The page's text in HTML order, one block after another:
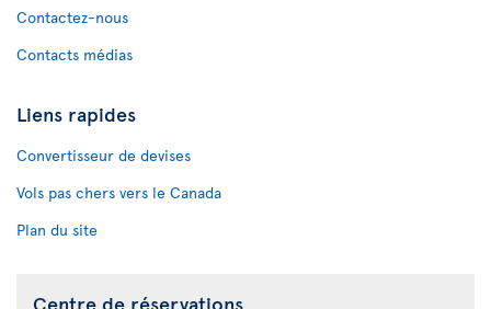
Contactez-nous
Contacts médias
Liens rapides
Convertisseur de devises
Vols pas chers vers le Canada
Plan du site
Centre de réservations